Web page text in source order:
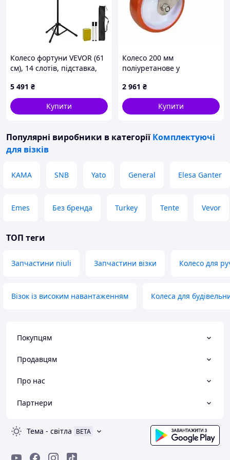
Колесо фортуни VEVOR (61
см), 14 слотів, підставка,
рулетка для лотерей,
дошка, гумка та 2 фішки, 6
кольорів,
5 491 ₴
Купити
Колесо 200 мм
поліуретанове у
нержавіючому глянцевому
кронштейні з
майданчиком
2 961 ₴
Купити
Популярні виробники в категорії Комплектуючі
для візків
KAMA SNB Yato General Elesa Ganter
Emes Без бренда Turkey Tente Vevor
ТОП теги
Запчастини niuli Запчастини візки Колесо для
Візок із високим навантаженням Колеса для
Покупцям
Продавцям
Про нас
Партнери
Тема - світла BETA